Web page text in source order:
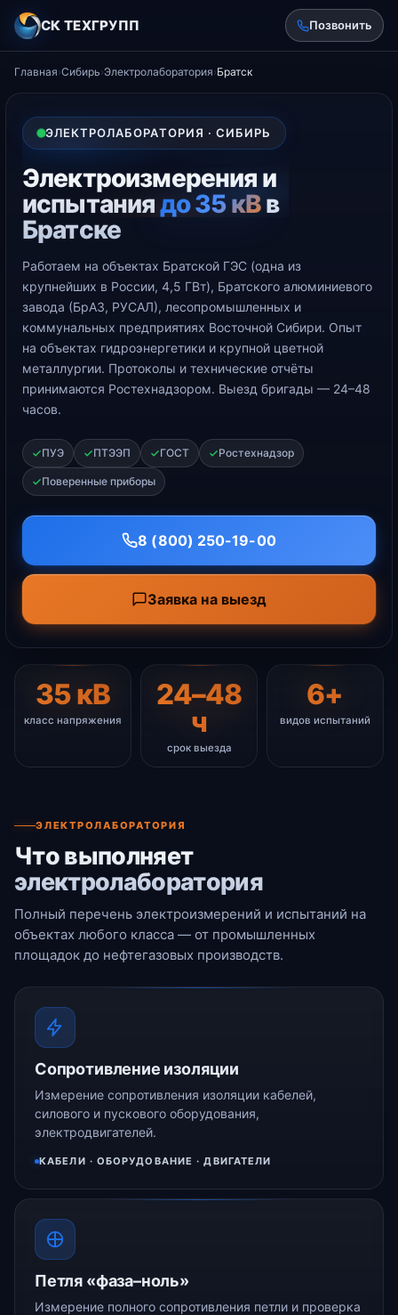
СК ТЕХГРУПП Позвонить
Главная›Сибирь›Электролаборатория›Братск
ЭЛЕКТРОЛАБОРАТОРИЯ · СИБИРЬ
Электроизмерения и
испытаниядо 35 кВв
Братске
Работаем на объектах Братской ГЭС (одна из
крупнейших в России, 4,5 ГВт), Братского алюминиевого
завода (БрАЗ, РУСАЛ), лесопромышленных и
коммунальных предприятиях Восточной Сибири. Опыт
на объектах гидроэнергетики и крупной цветной
металлургии. Протоколы и технические отчёты
принимаются Ростехнадзором. Выезд бригады — 24–48
часов.
ПУЭ ПТЭЭП ГОСТ Ростехнадзор
Поверенные приборы
8 (800) 250-19-00
Заявка на выезд
35 кВ
класс напряжения
24–48
ч
срок выезда
6+
видов испытаний
ЭЛЕКТРОЛАБОРАТОРИЯ
Что выполняет
электролаборатория
Полный перечень электроизмерений и испытаний на
объектах любого класса — от промышленных
площадок до нефтегазовых производств.
Сопротивление изоляции
Измерение сопротивления изоляции кабелей,
силового и пускового оборудования,
электродвигателей.
КАБЕЛИ · ОБОРУДОВАНИЕ · ДВИГАТЕЛИ
Петля «фаза–ноль»
Измерение полного сопротивления петли и проверка